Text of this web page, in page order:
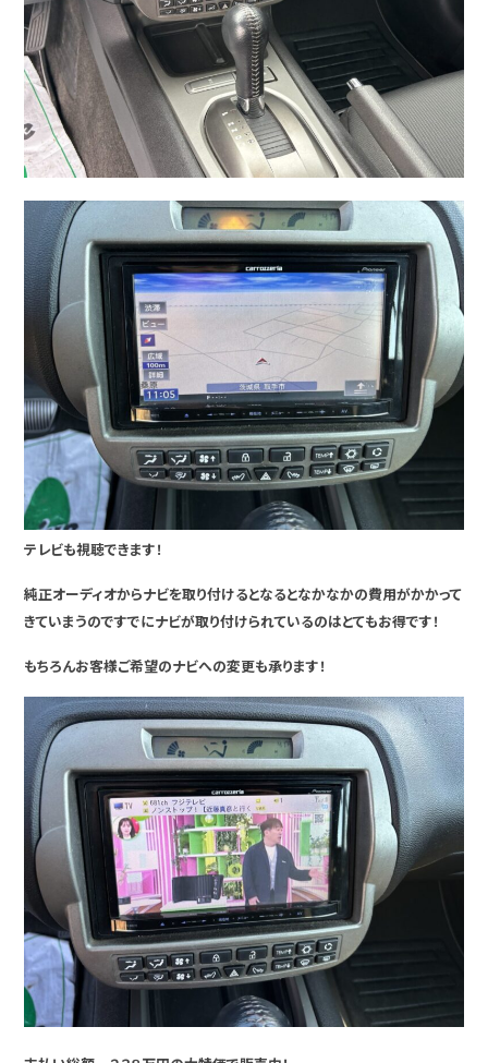
テレビも視聴できます！
純正オーディオからナビを取り付けるとなるとなかなかの費用がかかって
きていまうのですでにナビが取り付けられているのはとてもお得です！
もちろんお客様ご希望のナビへの変更も承ります！